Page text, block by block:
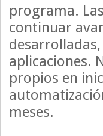
programa.
continuar
aplicaciones.
propios en
meses.